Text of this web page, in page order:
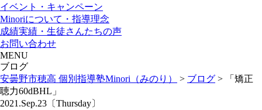
イベント・キャンペーン
Minoriについて・指導理念
成績実績・生徒さんたちの声
お問い合わせ
MENU
ブログ
安曇野市穂高 個別指導塾Minori（みのり）
> ブログ >
「矯正
聴力60dBHL」
2021.Sep.23〔Thursday〕